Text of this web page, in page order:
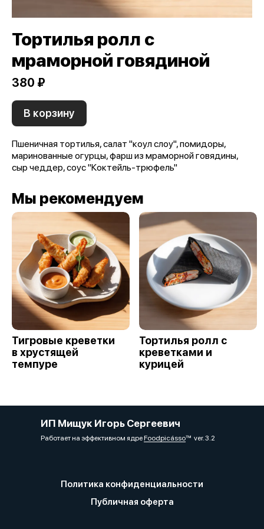
Тортилья ролл с
мраморной говядиной
380 ₽
В корзину
Пшеничная тортилья, салат "коул слоу", помидоры,
маринованные огурцы, фарш из мраморной говядины,
сыр чеддер, соус "Коктейль-трюфель"
Мы рекомендуем
Тигровые креветки
в хрустящей
темпуре
Тортилья ролл с
креветками и
курицей
ИП Мищук Игорь Сергеевич
Работает на эффективном ядреFoodpicássover. 3.2
Политика конфиденциальности
Публичная оферта